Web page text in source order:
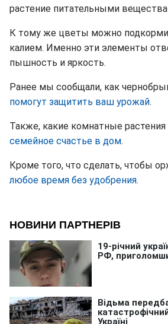
растение питательными
К тому же цветы можно
калием. Именно эти элементы
пышность и яркость.
Ранее мы сообщали, как
помогут защитить ваш урожай.
Также, какие комнатные растения
семейное счастье в дом.
Кроме того, что сделать, чтобы
любое время без удобрения.